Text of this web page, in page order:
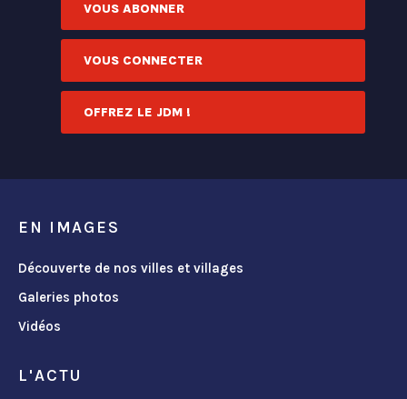
VOUS ABONNER
VOUS CONNECTER
OFFREZ LE JDM !
EN IMAGES
Découverte de nos villes et villages
Galeries photos
Vidéos
L'ACTU